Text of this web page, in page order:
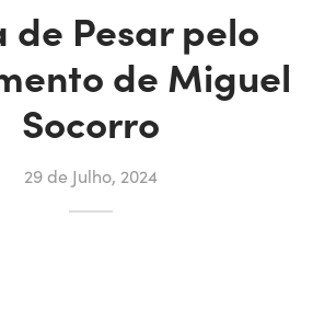
de Pesar pelo
de Miguel
Socorro
29 de Julho, 2024